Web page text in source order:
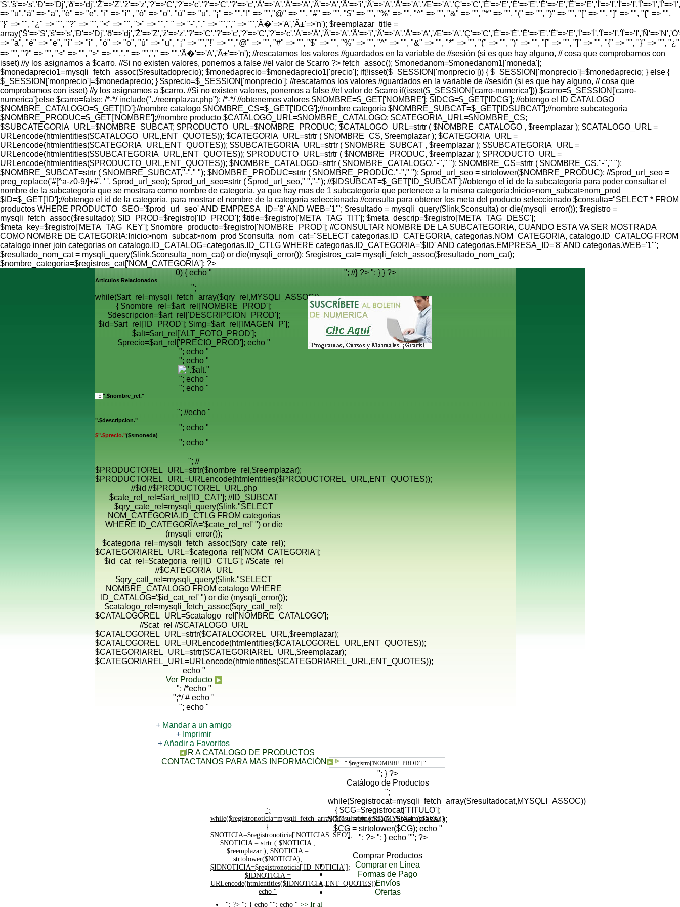
=> "u","á" => "a", "é" => "e", "í" => "i" , "ó" => "o", "ú" => "u", "¡" => "","!" => "","@" => "", "#" => "", "$" => "", "%" => "", "^" => "", "&" => "", "*" => "", "(" => "", ")" => "", "[" => "", "]" => "", "{" => "",
"}" => "", "¿" => "", "?" => "", "<" => "", ">" => ""," " => "-","." => "","," => "",'Ã�'=>'A','Ã±'=>'n'); $reemplazar_title =
=> "a", "é" => "e", "í" => "i" , "ó" => "o", "ú" => "u", "¡" => "","!" => "","@" => "", "#" => "", "$" => "", "%" => "", "^" => "", "&" => "", "*" => "", "(" => "", ")" => "", "[" => "", "]" => "", "{" => "", "}" => "", "¿"
=> "", "?" => "", "<" => "", ">" => "","." => "","," => "",'Ã�'=>'A','Ã±'=>'n'); //rescatamos los valores //guardados en la variable de //sesión (si es que hay alguno, // cosa que comprobamos con
isset) //y los asignamos a $carro. //Si no existen valores, ponemos a false //el valor de $carro ?> fetch_assoc(); $monedanom=$monedanom1['moneda'];
$monedaprecio1=mysqli_fetch_assoc($resultadoprecio); $monedaprecio=$monedaprecio1['precio']; if(!isset($_SESSION['monprecio'])) { $_SESSION['monprecio']=$monedaprecio; } else {
$_SESSION['monprecio']=$monedaprecio; } $sprecio=$_SESSION['monprecio']; //rescatamos los valores //guardados en la variable de //sesión (si es que hay alguno, // cosa que
comprobamos con isset) //y los asignamos a $carro. //Si no existen valores, ponemos a false //el valor de $carro if(isset($_SESSION['carro-numerica'])) $carro=$_SESSION['carro-
numerica'];else $carro=false; /*-*/ include("../reemplazar.php"); /*-*/ //obtenemos valores $NOMBRE=$_GET['NOMBRE']; $IDCG=$_GET['IDCG']; //obtengo el ID CATALOGO
$NOMBRE_CATALOGO=$_GET['ID'];//nombre catalogo $NOMBRE_CS=$_GET['IDCG'];//nombre categoria $NOMBRE_SUBCAT=$_GET['IDSUBCAT'];//nombre subcategoria
$NOMBRE_PRODUC=$_GET['NOMBRE'];//nombre producto $CATALOGO_URL=$NOMBRE_CATALOGO; $CATEGORIA_URL=$NOMBRE_CS;
$SUBCATEGORIA_URL=$NOMBRE_SUBCAT; $PRODUCTO_URL=$NOMBRE_PRODUC; $CATALOGO_URL=strtr ( $NOMBRE_CATALOGO , $reemplazar ); $CATALOGO_URL =
URLencode(htmlentities($CATALOGO_URL,ENT_QUOTES)); $CATEGORIA_URL=strtr ( $NOMBRE_CS, $reemplazar ); $CATEGORIA_URL =
URLencode(htmlentities($CATEGORIA_URL,ENT_QUOTES)); $SUBCATEGORIA_URL=strtr ( $NOMBRE_SUBCAT , $reemplazar ); $SUBCATEGORIA_URL =
URLencode(htmlentities($SUBCATEGORIA_URL,ENT_QUOTES)); $PRODUCTO_URL=strtr ( $NOMBRE_PRODUC, $reemplazar ); $PRODUCTO_URL =
URLencode(htmlentities($PRODUCTO_URL,ENT_QUOTES)); $NOMBRE_CATALOGO=strtr ( $NOMBRE_CATALOGO,"-"," "); $NOMBRE_CS=strtr ( $NOMBRE_CS,"-"," ");
$NOMBRE_SUBCAT=strtr ( $NOMBRE_SUBCAT,"-"," "); $NOMBRE_PRODUC=strtr ( $NOMBRE_PRODUC,"-"," "); $prod_url_seo = strtolower($NOMBRE_PRODUC); //$prod_url_seo =
preg_replace('#[^a-z0-9/]+#', ' ', $prod_url_seo); $prod_url_seo=strtr ( $prod_url_seo," ","-"); //$IDSUBCAT=$_GET['ID_SUBCAT'];//obtengo el id de la subcategoria para poder consultar el
nombre de la subcategoria que se mostrara como nombre de categoria, ya que hay mas de 1 subcategoria que pertenece a la misma categoria:Inicio>nom_subcat>nom_prod
$ID=$_GET['ID'];//obtengo el id de la categoria, para mostrar el nombre de la categoria seleccionada //consulta para obtener los meta del producto seleccionado $consulta="SELECT * FROM
productos WHERE PRODUCTO_SEO='$prod_url_seo' AND EMPRESA_ID='8' AND WEB='1'"; $resultado = mysqli_query($link,$consulta) or die(mysqli_error()); $registro =
mysqli_fetch_assoc($resultado); $ID_PROD=$registro['ID_PROD']; $title=$registro['META_TAG_TIT']; $meta_descrip=$registro['META_TAG_DESC'];
$meta_key=$registro['META_TAG_KEY']; $nombre_producto=$registro['NOMBRE_PROD']; //CONSULTAR NOMBRE DE LA SUBCATEGORIA, CUANDO ESTA VA SER MOSTRADA
COMO NOMBRE DE CATEGORIA:Inicio>nom_subcat>nom_prod $consulta_nom_cat="SELECT categorias.ID_CATEGORIA, categorias.NOM_CATEGORIA, catalogo.ID_CATALOG FROM
catalogo inner join categorias on catalogo.ID_CATALOG=categorias.ID_CTLG WHERE categorias.ID_CATEGORIA='$ID' AND categorias.EMPRESA_ID='8' AND categorias.WEB='1'";
$resultado_nom_cat = mysqli_query($link,$consulta_nom_cat) or die(mysqli_error()); $registros_cat= mysqli_fetch_assoc($resultado_nom_cat);
$nombre_categoria=$registros_cat['NOM_CATEGORIA']; ?>
"; //} ?>
0) { echo "
Articulos Relacionados
";
while($art_rel=mysqli_fetch_array($qry_rel,MYSQLI_ASSOC))
{ $nombre_rel=$art_rel['NOMBRE_PROD'];
$descripcion=$art_rel['DESCRIPCION_PROD'];
$id=$art_rel['ID_PROD']; $img=$art_rel['IMAGEN_P'];
$alt=$art_rel['ALT_FOTO_PROD'];
$precio=$art_rel['PRECIO_PROD']; echo "
"; echo "
"; echo "
"; echo "
"; echo "
".$nombre_rel."
"; //echo "
".$descripcion."
"; echo "
$".$precio."($smoneda)
"; echo "
"; //
$PRODUCTOREL_URL=strtr($nombre_rel,$reemplazar);
$PRODUCTOREL_URL=URLencode(htmlentities($PRODUCTOREL_URL,ENT_QUOTES));
//$id //$PRODUCTOREL_URL.php
$cate_rel_rel=$art_rel['ID_CAT']; //ID_SUBCAT
$qry_cate_rel=mysqli_query($link,"SELECT
NOM_CATEGORIA,ID_CTLG FROM categorias
WHERE ID_CATEGORIA='$cate_rel_rel' ") or die
(mysqli_error());
$categoria_rel=mysqli_fetch_assoc($qry_cate_rel);
$CATEGORIAREL_URL=$categoria_rel['NOM_CATEGORIA'];
$id_cat_rel=$categoria_rel['ID_CTLG']; //$cate_rel
//$CATEGORIA_URL
$qry_catl_rel=mysqli_query($link,"SELECT
NOMBRE_CATALOGO FROM catalogo WHERE
ID_CATALOG='$id_cat_rel' ") or die (mysqli_error());
$catalogo_rel=mysqli_fetch_assoc($qry_catl_rel);
$CATALOGOREL_URL=$catalogo_rel['NOMBRE_CATALOGO'];
//$cat_rel //$CATALOGO_URL
$CATALOGOREL_URL=strtr($CATALOGOREL_URL,$reemplazar);
$CATALOGOREL_URL=URLencode(htmlentities($CATALOGOREL_URL,ENT_QUOTES));
$CATEGORIAREL_URL=strtr($CATEGORIAREL_URL,$reemplazar);
$CATEGORIAREL_URL=URLencode(htmlentities($CATEGORIAREL_URL,ENT_QUOTES));
echo "
Ver Producto
"; /*echo "
";*/ # echo "
"; echo "
"; } } ?>
+ Mandar a un amigo
+ Imprimir
+Añadir a Favoritos
IR A CATALOGO DE PRODUCTOS
CONTACTANOS PARA MAS INFORMACIÓN
".$registro['NOMBRE_PROD']."
"; } ?>
Catálogo de Productos
";
while($registrocat=mysqli_fetch_array($resultadocat,MYSQLI_ASSOC))
{ $CG=$registrocat['TITULO'];
$CG = strtr ( $CG , $reemplazar );
$CG = strtolower($CG); echo "
"; ?>"; } echo ""; ?>
Comprar Productos
Comprar en Línea
Formas de Pago
Envíos
Ofertas
";
while($registronoticia=mysqli_fetch_array($resultadonoticia,MYSQLI_ASSOC))
{
$NOTICIA=$registronoticia['NOTICIAS_SEO'];
$NOTICIA = strtr ( $NOTICIA ,
$reemplazar ); $NOTICIA =
strtolower($NOTICIA);
$IDNOTICIA=$registronoticia['ID_NOTICIA'];
$IDNOTICIA =
URLencode(htmlentities($IDNOTICIA,ENT_QUOTES));
echo "
"; ?> "; } echo ""; echo " >> Ir al